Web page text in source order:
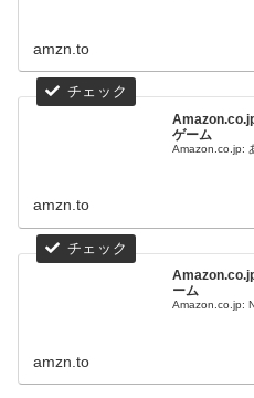
amzn.to
ゲーム
Amazon.co.jp:
amzn.to
ーム
Amazon.co.jp:
amzn.to